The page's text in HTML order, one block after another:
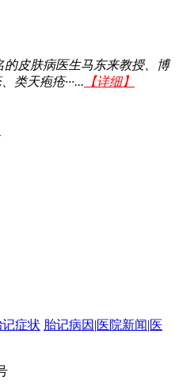
的皮肤病医生马东来教授、博
类天疱疮···... 【详细】
记症状 胎记病因 |医院新闻|医